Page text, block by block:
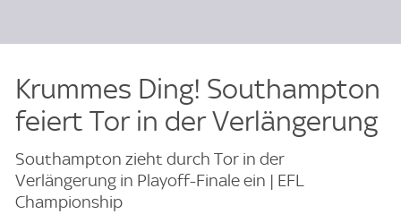
Krummes Ding! Southampton
feiert Tor in der Verlängerung
Southampton zieht durch Tor in der
Verlängerung in Playoff-Finale ein | EFL
Championship